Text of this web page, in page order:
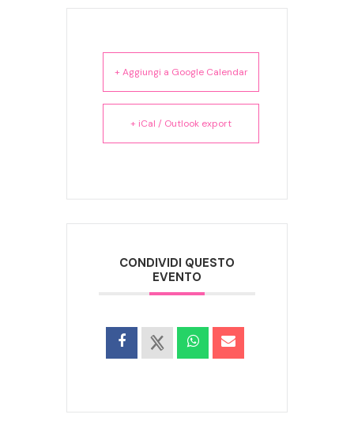
+ Aggiungi a Google Calendar
+ iCal / Outlook export
CONDIVIDI QUESTO
EVENTO